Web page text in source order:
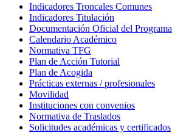
Indicadores Troncales Comunes
Indicadores Titulación
Documentación Oficial del Programa
Calendario Académico
Normativa TFG
Plan de Acción Tutorial
Plan de Acogida
Prácticas externas / profesionales
Movilidad
Instituciones con convenios
Normativa de Traslados
Solicitudes académicas y certificados